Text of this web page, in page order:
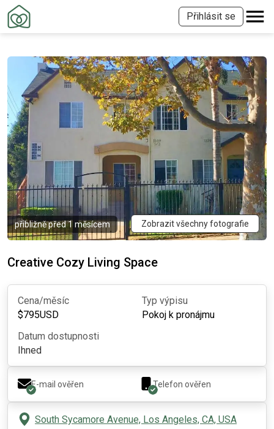
Přihlásit se
přibližně před 1 měsícem Zobrazit všechny fotografie
Creative Cozy Living Space
Cena/měsíc
$795USD
Typ výpisu
Pokoj k pronájmu
Datum dostupnosti
Ihned
E-mail ověřen Telefon ověřen
South Sycamore Avenue, Los Angeles, CA, USA